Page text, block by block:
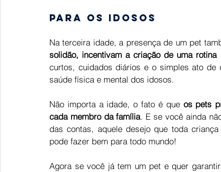
Para os idosos
Na terceira idade, a presença de um pet
solidão, incentivam a criação de uma
curtos, cuidados diários e o simples ato de
saúde física e mental dos idosos.
Não importa a idade, o fato é que os pets
cada membro da família. E se você ainda
das contas, aquele desejo que toda
pode fazer bem para todo mundo!
Agora se você já tem um pet e quer